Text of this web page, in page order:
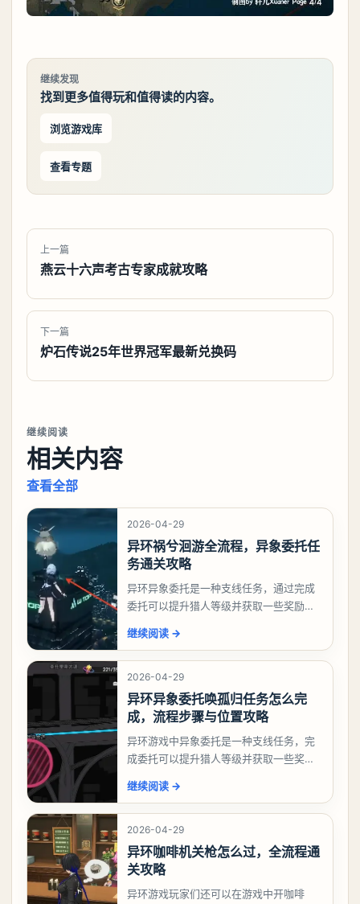
继续发现
找到更多值得玩和值得读的内容。
浏览游戏库
查看专题
上一篇
燕云十六声考古专家成就攻略
下一篇
炉石传说25年世界冠军最新兑换码
继续阅读
相关内容
查看全部
2026-04-29
异环祸兮洄游全流程，异象委托任
务通关攻略
异环异象委托是一种支线任务，通过完成
委托可以提升猎人等级并获取一些奖励，
么做，下面就来告诉大家。异环异象委托
祸兮洄游任务攻略
继续阅读 →
2026-04-29
异环异象委托唤孤归任务怎么完
成，流程步骤与位置攻略
异环游戏中异象委托是一种支线任务，完
成委托可以提升猎人等级并获取一些奖
么做，今天游戏熊就来告诉大家。异环异
象委托唤孤归任务攻
继续阅读 →
2026-04-29
异环咖啡机关枪怎么过，全流程通
关攻略
异环游戏玩家们还可以在游戏中开咖啡